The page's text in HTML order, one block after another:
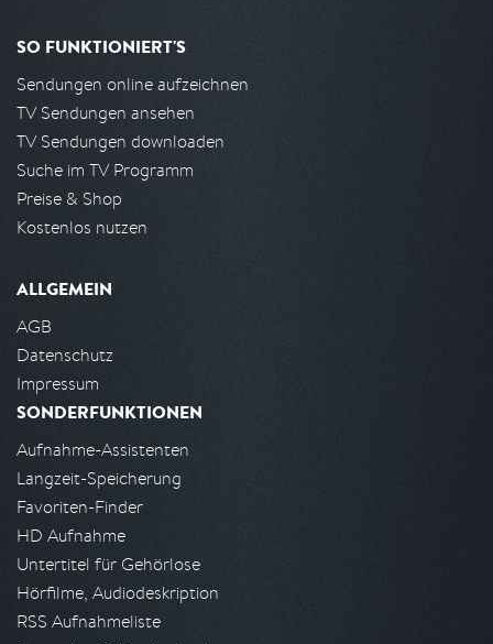
SO FUNKTIONIERT'S
Sendungen online aufzeichnen
TV Sendungen ansehen
TV Sendungen downloaden
Suche im TV Programm
Preise & Shop
Kostenlos nutzen
ALLGEMEIN
AGB
Datenschutz
Impressum
SONDERFUNKTIONEN
Aufnahme-Assistenten
Langzeit-Speicherung
Favoriten-Finder
HD Aufnahme
Untertitel für Gehörlose
Hörfilme, Audiodeskription
RSS Aufnahmeliste